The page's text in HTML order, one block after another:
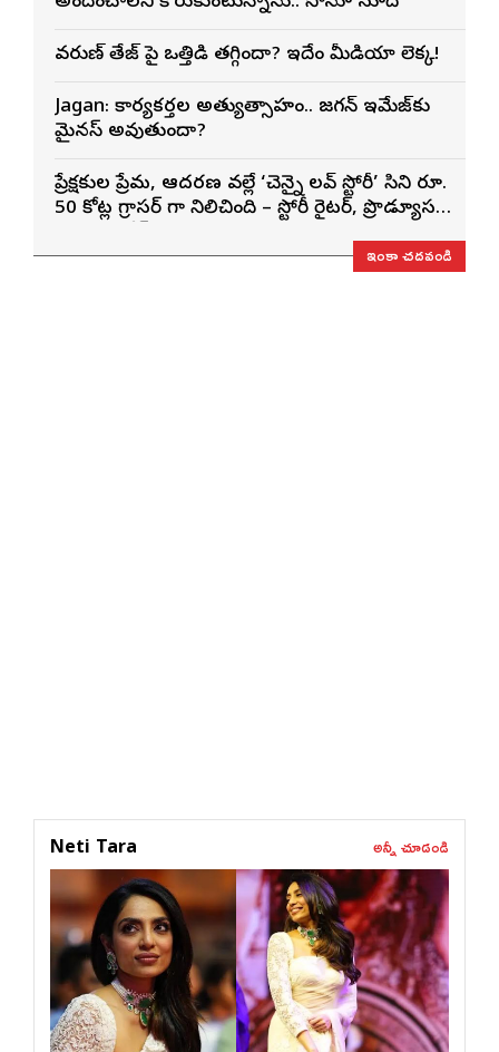
వరుణ్ తేజ్‌ పై ఒత్తిడి తగ్గిందా? ఇదేం మీడియా లెక్క!
Jagan: కార్యకర్తల అత్యుత్సాహం.. జగన్ ఇమేజ్‌కు
మైనస్ అవుతుందా?
ప్రేక్షకుల ప్రేమ, ఆదరణ వల్లే ‘చెన్నై లవ్ స్టోరీ’ సినిమా రూ.
50 కోట్ల గ్రాసర్ గా నిలిచింది – స్టోరీ రైటర్, ప్రొడ్యూసర్
ఇంకా చదవండి
Neti Tara అన్నీ చూడండి